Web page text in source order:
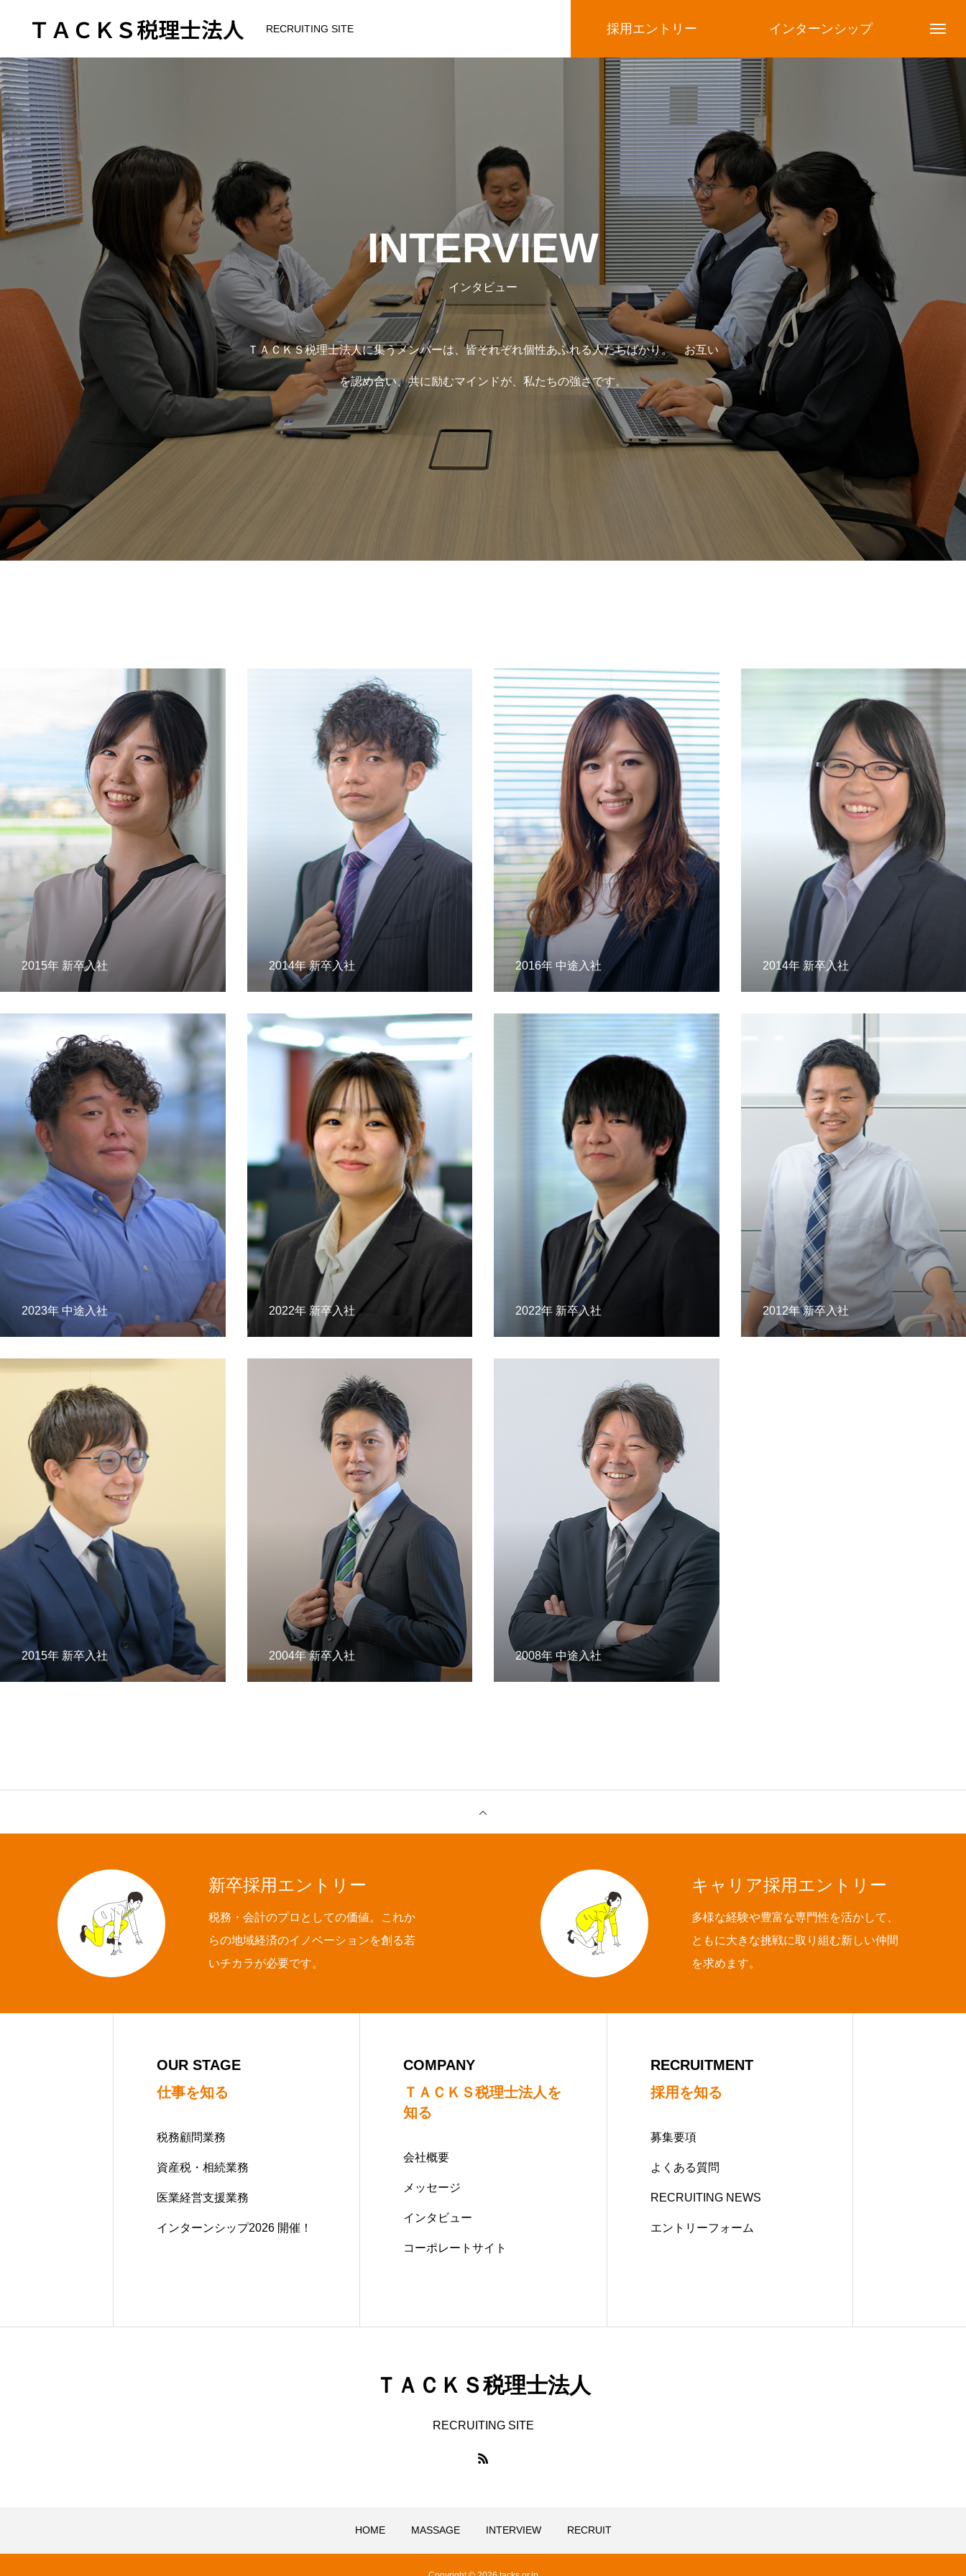
ＴＡＣＫＳ税理士法人 RECRUITING SITE 採用エントリー インターンシップ
OUR STAGE
COMPANY
メッセージ 会社概要 インタビュー RECRUITING NEWS
インターンシップ
INTERVIEW
インタビュー
ＴＡＣＫＳ税理士法人に集うメンバーは、皆それぞれ個性あふれる人たちばかり。 お互い
を認め合い、共に励むマインドが、私たちの強さです。
2015年 新卒入社 2014年 新卒入社 2016年 中途入社 2014年 新卒入社
2023年 中途入社 2022年 新卒入社 2022年 新卒入社 2012年 新卒入社
2015年 新卒入社 2004年 新卒入社 2008年 中途入社
新卒採用エントリー
税務・会計のプロとしての価値。これか
らの地域経済のイノベーションを創る若
いチカラが必要です。
キャリア採用エントリー
多様な経験や豊富な専門性を活かして、
ともに大きな挑戦に取り組む新しい仲間
を求めます。
OUR STAGE
仕事を知る
税務顧問業務
資産税・相続業務
医業経営支援業務
インターンシップ2026 開催！
COMPANY
ＴＡＣＫＳ税理士法人を
知る
会社概要
メッセージ
インタビュー
コーポレートサイト
RECRUITMENT
採用を知る
募集要項
よくある質問
RECRUITING NEWS
エントリーフォーム
ＴＡＣＫＳ税理士法人
RECRUITING SITE
HOME MASSAGE INTERVIEW RECRUIT